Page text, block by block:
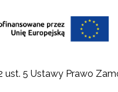
5 Ustawy Prawo